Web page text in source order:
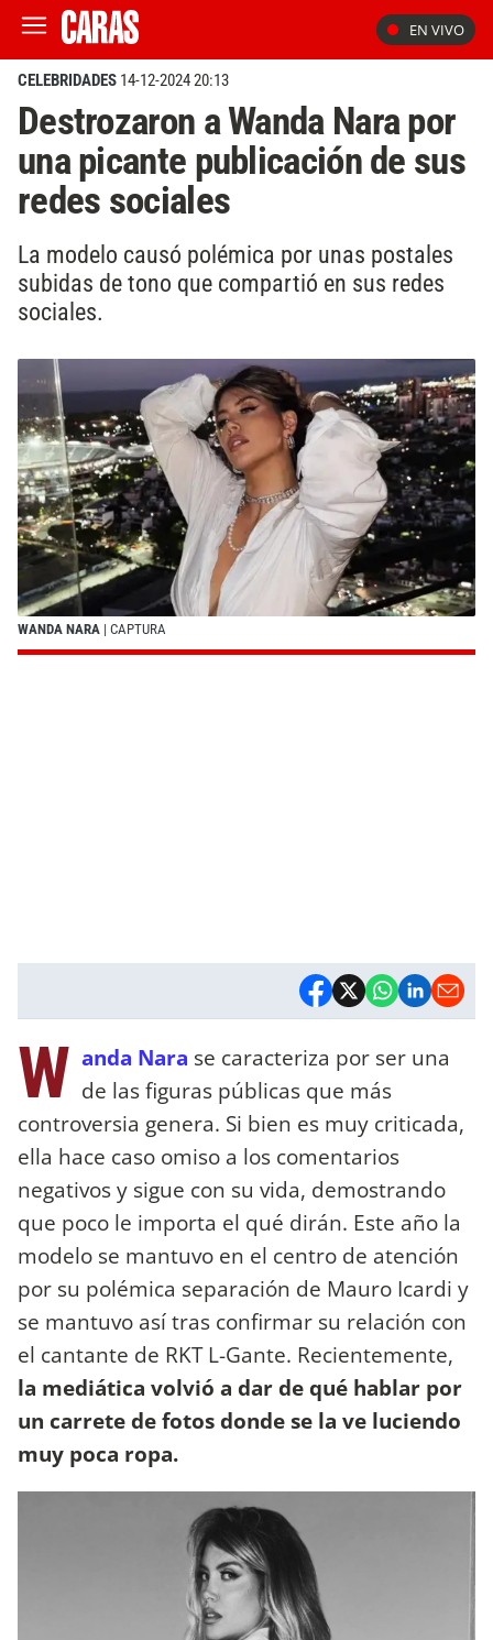
EN VIVO
CELEBRIDADES 14-12-2024 20:13
Destrozaron a Wanda Nara por
una picante publicación de sus
redes sociales
La modelo causó polémica por unas postales
subidas de tono que compartió en sus redes
sociales.
WANDA NARA | CAPTURA
W anda Nara se caracteriza por ser una
de las figuras públicas que más
controversia genera. Si bien es muy criticada,
ella hace caso omiso a los comentarios
negativos y sigue con su vida, demostrando
que poco le importa el qué dirán. Este año la
modelo se mantuvo en el centro de atención
por su polémica separación de Mauro Icardi y
se mantuvo así tras confirmar su relación con
el cantante de RKT L-Gante. Recientemente,
la mediática volvió a dar de qué hablar por
un carrete de fotos donde se la ve luciendo
muy poca ropa.